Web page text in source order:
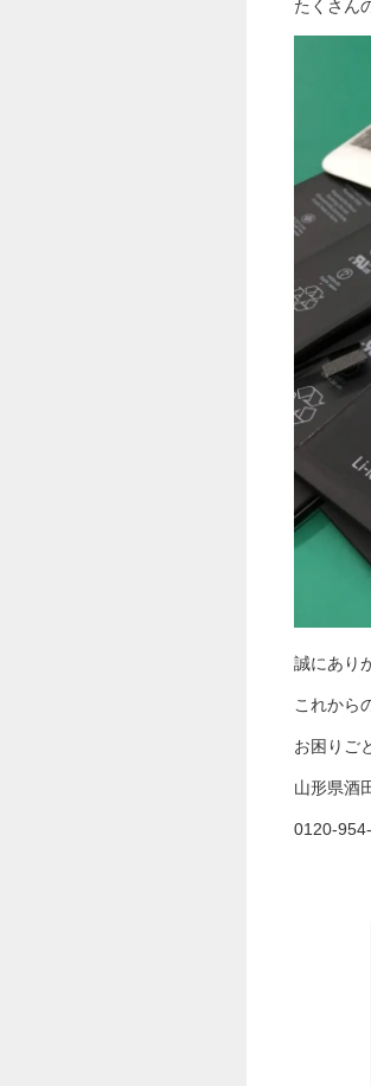
たくさん
誠にあり
これから
お困りご
山形県酒
0120-